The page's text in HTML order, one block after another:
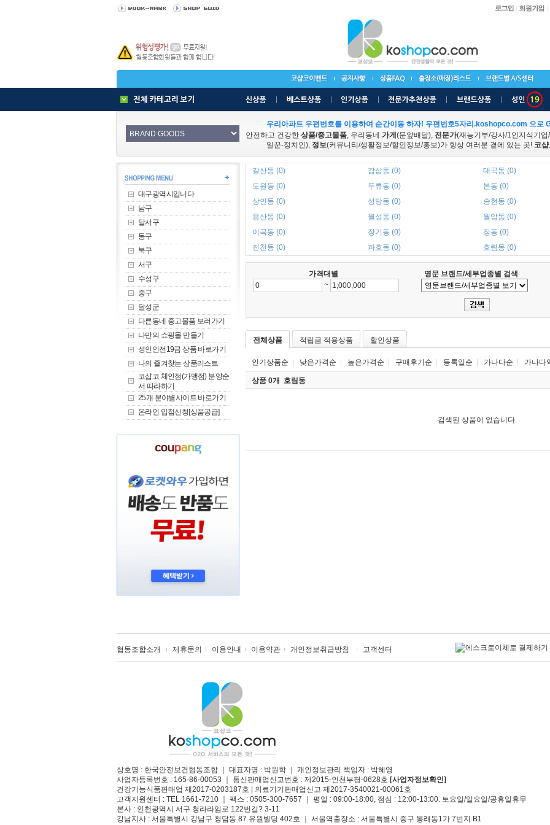
우리아파트 우편번호를 이용하여 순간이동 하자! 우편번호5자리.koshopco.com 으로
안전하고 건강한 상품/중고물품, 우리동네 가게 (문앞배달), 전문가(재능기부/강사/1인지식기업
일꾼-정치인), 정보(커뮤니티/생활정보/할인정보/홍보)가 항상 여러분 곁에 있는 곳! 코
대구광역시입니다
남구
달서구
동구
북구
서구
수성구
중구
달성군
다른동네 중고물품 보러가기
나만의 쇼핑몰 만들기
성인안전19금 상품 바로가기
나의 즐겨찾는 상품리스트
코샵코 체인점(가맹점) 분양순
서 따라하기
25개 분야별사이트 바로가기
온라인 입점신청[상품공급]
갈산동 (0) 감삼동 (0)
대곡동 (0)
도원동 (0)
두류동 (0)
본동 (0)
상인동 (0)
성당동 (0)
송현동 (0)
용산동 (0)
월성동 (0)
월암동 (0)
이곡동 (0)
장기동 (0)
장동 (0)
진천동 (0)
파호동 (0) 호림동 (0)
가격대별
영문 브랜드/세부업종별 검색
~
전체상품 적립금 적용상품 할인상품
인기상품순 낮은가격순 높은가격순 구매후기순 등록일순 가나다순 가나다
상품 0개 호림동
검색된 상품이 없습니다.
협동조합소개 제휴문의 이용안내 이용약관 개인정보취급방침 고객센터
상호명 : 한국안전보건협동조합 ｜ 대표자명 : 박원학 ｜ 개인정보관리 책임자 : 박혜영
사업자등록번호 : 165-86-00053 ｜ 통신판매업신고번호 : 제2015-인천부평-0628호 [사업자정보확인]
건강기능식품판매업 제2017-0203187호 | 의료기기판매업신고 제2017-3540021-00061호
고객지원센터 : TEL 1661-7210 ｜ 팩스 : 0505-300-7657 ｜ 평일 : 09:00-18:00, 점심 : 12:00-13:00. 토요일/일요일/공휴일휴무
본사 : 인천광역시 서구 청라라임로 122번길? 3-11
강남지사 : 서울특별시 강남구 청담동 87 유원빌딩 402호 ｜ 서울역출장소 : 서울특별시 중구 봉래동1가 7번지 B1